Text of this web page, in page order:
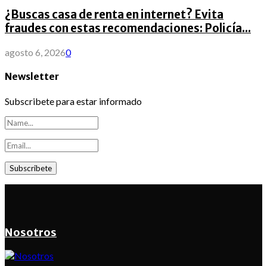
¿Buscas casa de renta en internet? Evita
fraudes con estas recomendaciones: Policía...
agosto 6, 20260
Newsletter
Subscribete para estar informado
Nosotros